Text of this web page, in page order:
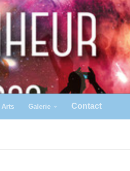
Arts Galerie Contact